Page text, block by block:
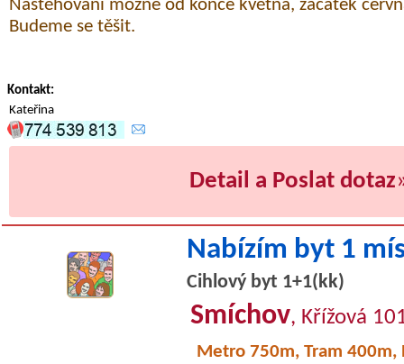
Nastěhování možné od konce května, začátek
Budeme se těšit.
Kontakt:
Kateřina
Detail a Poslat dotaz
Nabízím byt 1
Cihlový byt 1+1(kk)
Smíchov, Křížová
Metro 750m, Tram 400m,